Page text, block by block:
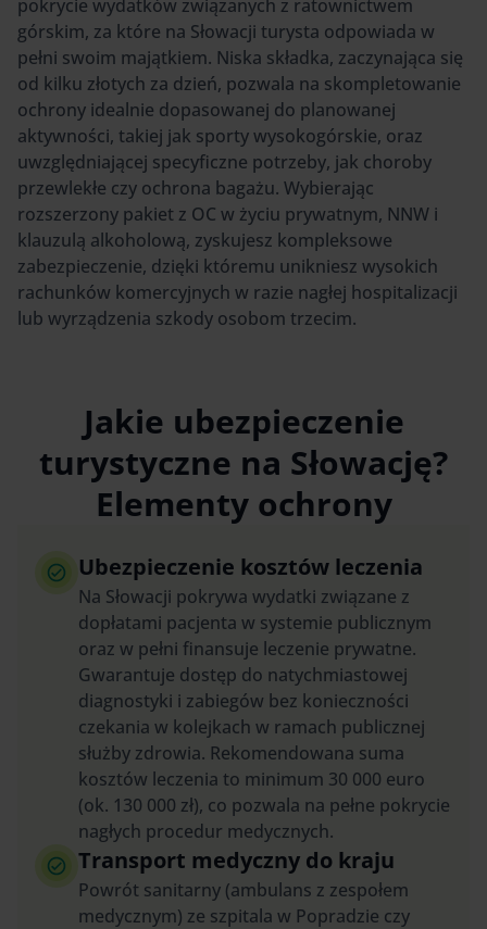
pokrycie wydatków związanych z ratownictwem
górskim, za które na Słowacji turysta odpowiada w
pełni swoim majątkiem. Niska składka, zaczynająca się
od kilku złotych za dzień, pozwala na skompletowanie
ochrony idealnie dopasowanej do planowanej
aktywności, takiej jak sporty wysokogórskie, oraz
uwzględniającej specyficzne potrzeby, jak choroby
przewlekłe czy ochrona bagażu. Wybierając
rozszerzony pakiet z OC w życiu prywatnym, NNW i
klauzulą alkoholową, zyskujesz kompleksowe
zabezpieczenie, dzięki któremu unikniesz wysokich
rachunków komercyjnych w razie nagłej hospitalizacji
lub wyrządzenia szkody osobom trzecim.
Jakie ubezpieczenie
turystyczne na Słowację?
Elementy ochrony
Ubezpieczenie kosztów leczenia
Na Słowacji pokrywa wydatki związane z
dopłatami pacjenta w systemie publicznym
oraz w pełni finansuje leczenie prywatne.
Gwarantuje dostęp do natychmiastowej
diagnostyki i zabiegów bez konieczności
czekania w kolejkach w ramach publicznej
służby zdrowia. Rekomendowana suma
kosztów leczenia to minimum 30 000 euro
(ok. 130 000 zł), co pozwala na pełne pokrycie
nagłych procedur medycznych.
Transport medyczny do kraju
Powrót sanitarny (ambulans z zespołem
medycznym) ze szpitala w Popradzie czy